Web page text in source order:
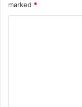
marked *